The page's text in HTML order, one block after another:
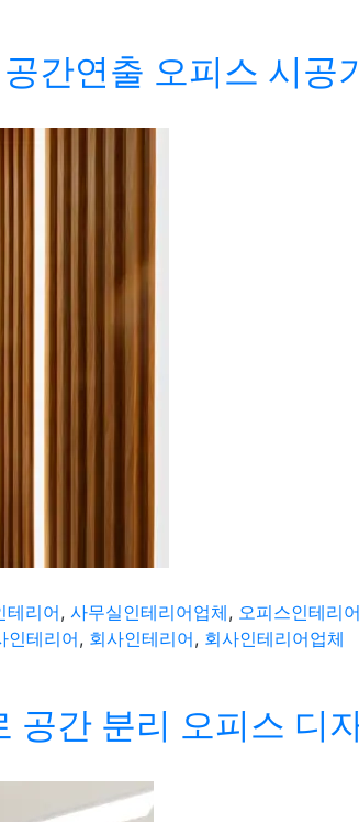
간연출 오피스 시공
테리어, 사무실인테리어업체, 오피스인테리어
인테리어, 회사인테리어, 회사인테리어업체
공간 분리 오피스 디